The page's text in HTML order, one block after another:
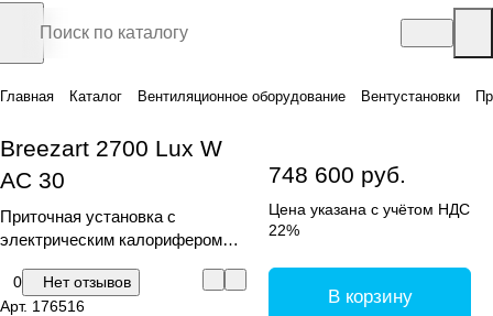
Главная Каталог Вентиляционное оборудование Вентустановки
Breezart 2700 Lux W
AC 30
Приточная установка с
электрическим калорифером
0
Нет отзывов
Арт. 176516
748 600 руб.
Цена указана с учётом НДС
22%
В корзину